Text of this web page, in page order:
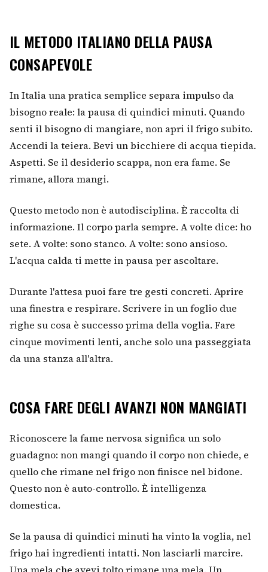
IL METODO ITALIANO DELLA PAUSA
CONSAPEVOLE
In Italia una pratica semplice separa impulso da
bisogno reale: la pausa di quindici minuti. Quando
senti il bisogno di mangiare, non apri il frigo subito.
Accendi la teiera. Bevi un bicchiere di acqua tiepida.
Aspetti. Se il desiderio scappa, non era fame. Se
rimane, allora mangi.
Questo metodo non è autodisciplina. È raccolta di
informazione. Il corpo parla sempre. A volte dice: ho
sete. A volte: sono stanco. A volte: sono ansioso.
L'acqua calda ti mette in pausa per ascoltare.
Durante l'attesa puoi fare tre gesti concreti. Aprire
una finestra e respirare. Scrivere in un foglio due
righe su cosa è successo prima della voglia. Fare
cinque movimenti lenti, anche solo una passeggiata
da una stanza all'altra.
COSA FARE DEGLI AVANZI NON MANGIATI
Riconoscere la fame nervosa significa un solo
guadagno: non mangi quando il corpo non chiede, e
quello che rimane nel frigo non finisce nel bidone.
Questo non è auto-controllo. È intelligenza
domestica.
Se la pausa di quindici minuti ha vinto la voglia, nel
frigo hai ingredienti intatti. Non lasciarli marcire.